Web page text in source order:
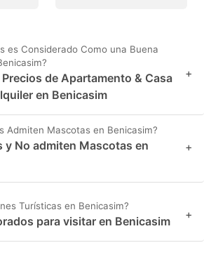
es Considerado Como una Buena
de Apartamento & Casa
en Benicasim
+
Admiten Mascotas en Benicasim?
y No admiten Mascotas en
+
Turísticas en Benicasim?
para visitar en Benicasim +